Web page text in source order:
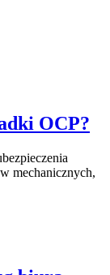
OCP?
mechanicznych,